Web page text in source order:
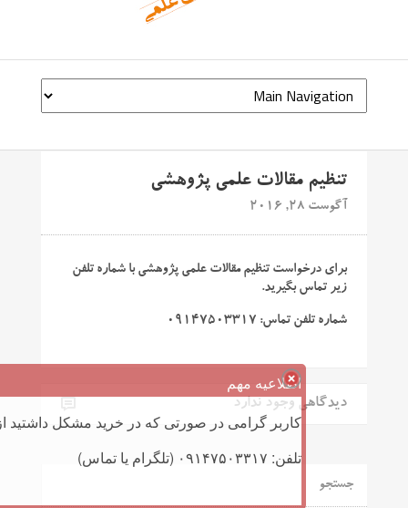
تنظیم مقالات علمی پژوهشی
آگوست 28, 2016
برای درخواست تنظیم مقالات علمی پژوهشی با شماره تلفن
زیر تماس بگیرید.
شماره تلفن تماس:
دیدگاهی وجود ندارد
جستجو
اطلاعیه مهم
کاربر گرامی در صورتی که در خرید مشکل داشتید
تلفن: ۰۹۱۴۷۵۰۳۳۱۷ (تلگرام یا تماس)